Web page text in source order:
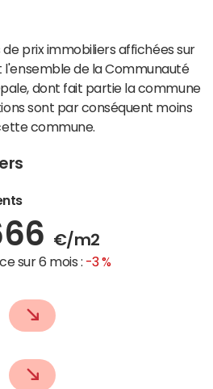
de prix immobiliers affichées sur
de la Communauté
dont fait partie la commune
sont par conséquent moins
commune.
€/m2
sur 6 mois : -3 %